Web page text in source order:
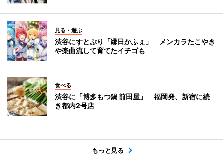
見る・遊ぶ
渋谷にすとぷり「縁日かふぇ」 メンカラたこやき
や楽曲流して育てたイチゴも
食べる
渋谷に「博多もつ鍋 前田屋」 福岡発、新宿に続
き都内2号店
もっと見る